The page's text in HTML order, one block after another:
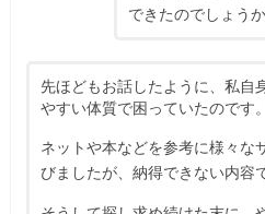
できたのでしょう
先ほどもお話したように、私自
やすい体質で困っていたのです。
ネットや本などを参考に様々な
びましたが、納得できない内容